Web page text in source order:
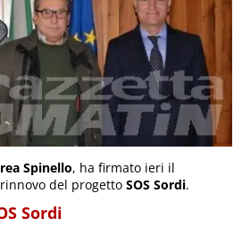
Spinello, ha firmato ieri il
del progettoSOS Sordi.
Sordi